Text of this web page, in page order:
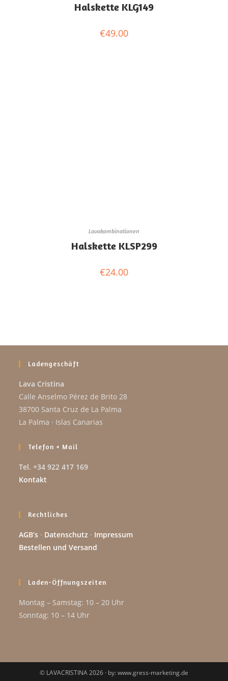
Halskette KLG149
€49.00
Lavakombinationen
Halskette KLSP299
€24.00
Ladengeschäft
Lava Cristina
Calle Anselmo Pérez de Brito 28
38700 Santa Cruz de La Palma
La Palma · Islas Canarias
Telefon + Mail
Tel. +34 922 417 169
Kontakt
Rechtliches
AGB’s · Datenschutz · Impressum
Bestellen und Versand
Laden-Öffnungszeiten
Montag – Samstag: 10 – 20 Uhr
Sonntag: 10 – 14 Uhr
© LAVACRISTINA 2026 · by: www.gress-marketing.de